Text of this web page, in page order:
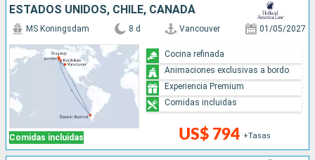
ESTADOS UNIDOS, CHILE, CANADÁ
Comidas incluidas
MS Koningsdam 8 d Vancouver 01/05/2027
US$ 794 +Tasas
Cocina refinada
Animaciones exclusivas a bordo
Experiencia Premium
Comidas incluidas